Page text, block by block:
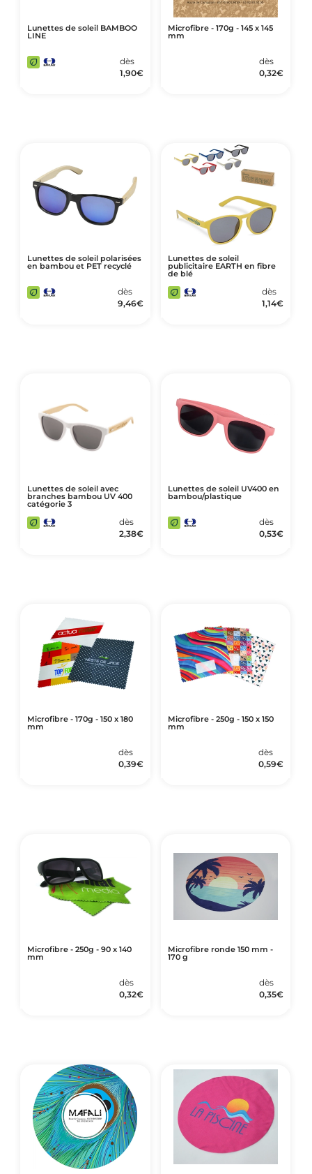
Lunettes de soleil BAMBOO
LINE
dès
1,90€
Microfibre - 170g - 145 x 145
mm
dès
0,32€
Lunettes de soleil polarisées
en bambou et PET recyclé
dès
9,46€
Lunettes de soleil
publicitaire EARTH en fibre
de blé
dès
1,14€
Lunettes de soleil avec
branches bambou UV 400
catégorie 3
dès
2,38€
Lunettes de soleil UV400 en
bambou/plastique
dès
0,53€
Microfibre - 170g - 150 x 180
mm
dès
0,39€
Microfibre - 250g - 150 x 150
mm
dès
0,59€
Microfibre - 250g - 90 x 140
mm
dès
0,32€
Microfibre ronde 150 mm -
170 g
dès
0,35€